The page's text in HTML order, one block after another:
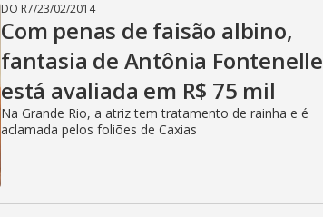
DO R7/23/02/2014
Com penas de faisão albino,
fantasia de Antônia Fontenelle
está avaliada em R$ 75 mil
Na Grande Rio, a atriz tem tratamento de rainha e é
aclamada pelos foliões de Caxias